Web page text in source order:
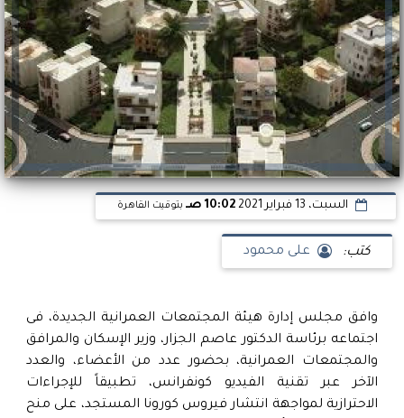
السبت، 13 فبراير 2021 10:02 صـ بتوقيت القاهرة
كتب: على محمود
وافق مجلس إدارة هيئة المجتمعات العمرانية الجديدة، فى
اجتماعه برئاسة الدكتور عاصم الجزار، وزير الإسكان والمرافق
والمجتمعات العمرانية، بحضور عدد من الأعضاء، والعدد
الآخر عبر تقنية الفيديو كونفرانس، تطبيقاً للإجراءات
الاحترازية لمواجهة انتشار فيروس كورونا المستجد، على منح